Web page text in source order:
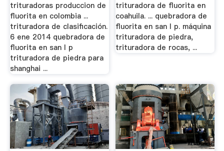
trituradoras produccion de
fluorita en colombia ...
trituradora de clasificación.
6 ene 2014 quebradora de
fluorita en san l p
trituradora de piedra para
shanghai ...
trituradora de fluorita en
coahuila. ... quebradora de
fluorita en san l p. máquina
trituradora de piedra,
trituradora de rocas, ...